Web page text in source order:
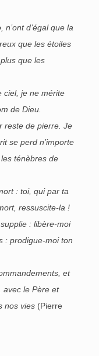
d’égal que la
que les étoiles
que les
ciel, je ne mérite
de Dieu.
reste de pierre. Je
se perd n’importe
ténèbres de
: toi, qui par ta
ressuscite-la !
: libère-moi
: prodigue-moi ton
et
avec le Père et
nos vies (Pierre